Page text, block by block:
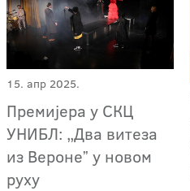
15. апр 2025.
Премијера у СКЦ
УНИБЛ: „Два витеза
из Веронеˮ у новом
руху